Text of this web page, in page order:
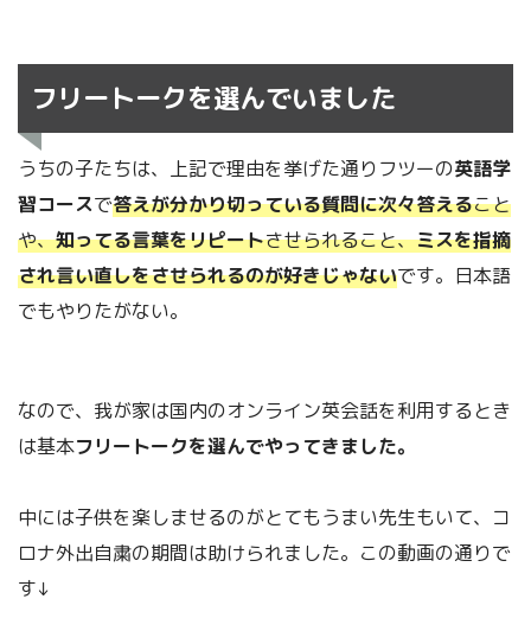
フリートークを選んでいました
うちの子たちは、上記で理由を挙げた通りフツーの英語学
習コースで答えが分かり切っている質問に次々答えること
や、知ってる言葉をリピートさせられること、ミスを指摘
され言い直しをさせられるのが好きじゃないです。日本語
でもやりたがない。
なので、我が家は国内のオンライン英会話を利用するとき
は基本フリートークを選んでやってきました。
中には子供を楽しませるのがとてもうまい先生もいて、コ
ロナ外出自粛の期間は助けられました。この動画の通りで
す↓